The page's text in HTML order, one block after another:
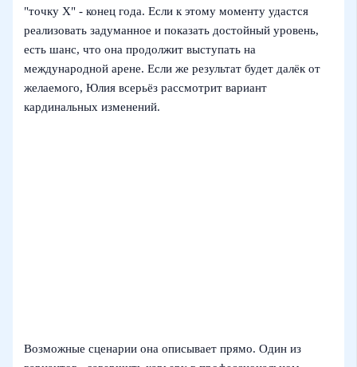
"точку Х" - конец года. Если к этому моменту удастся
реализовать задуманное и показать достойный уровень,
есть шанс, что она продолжит выступать на
международной арене. Если же результат будет далёк от
желаемого, Юлия всерьёз рассмотрит вариант
кардинальных изменений.
Возможные сценарии она описывает прямо. Один из